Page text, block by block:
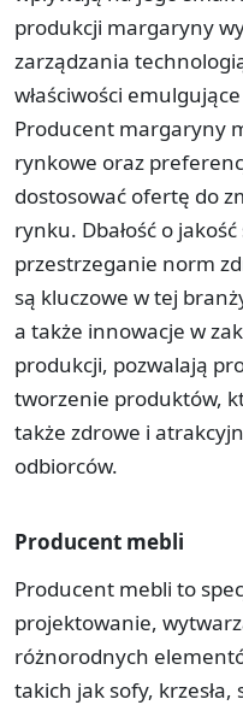
produkcji margaryny
zarządzania
właściwości
Producent margaryny
rynkowe oraz
dostosować ofertę do
rynku. Dbałość o
przestrzeganie norm
są kluczowe w tej
a także innowacje w
produkcji, pozwalają
tworzenie produktów,
także zdrowe i
odbiorców.
Producent mebli
Producent mebli to
projektowanie,
różnorodnych
takich jak sofy, krzesła,